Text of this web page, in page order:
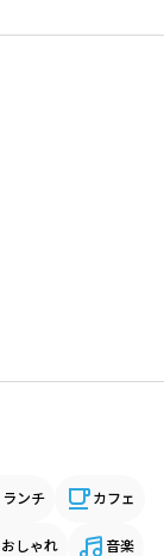
ランチ カフェ
おしゃれ 音楽